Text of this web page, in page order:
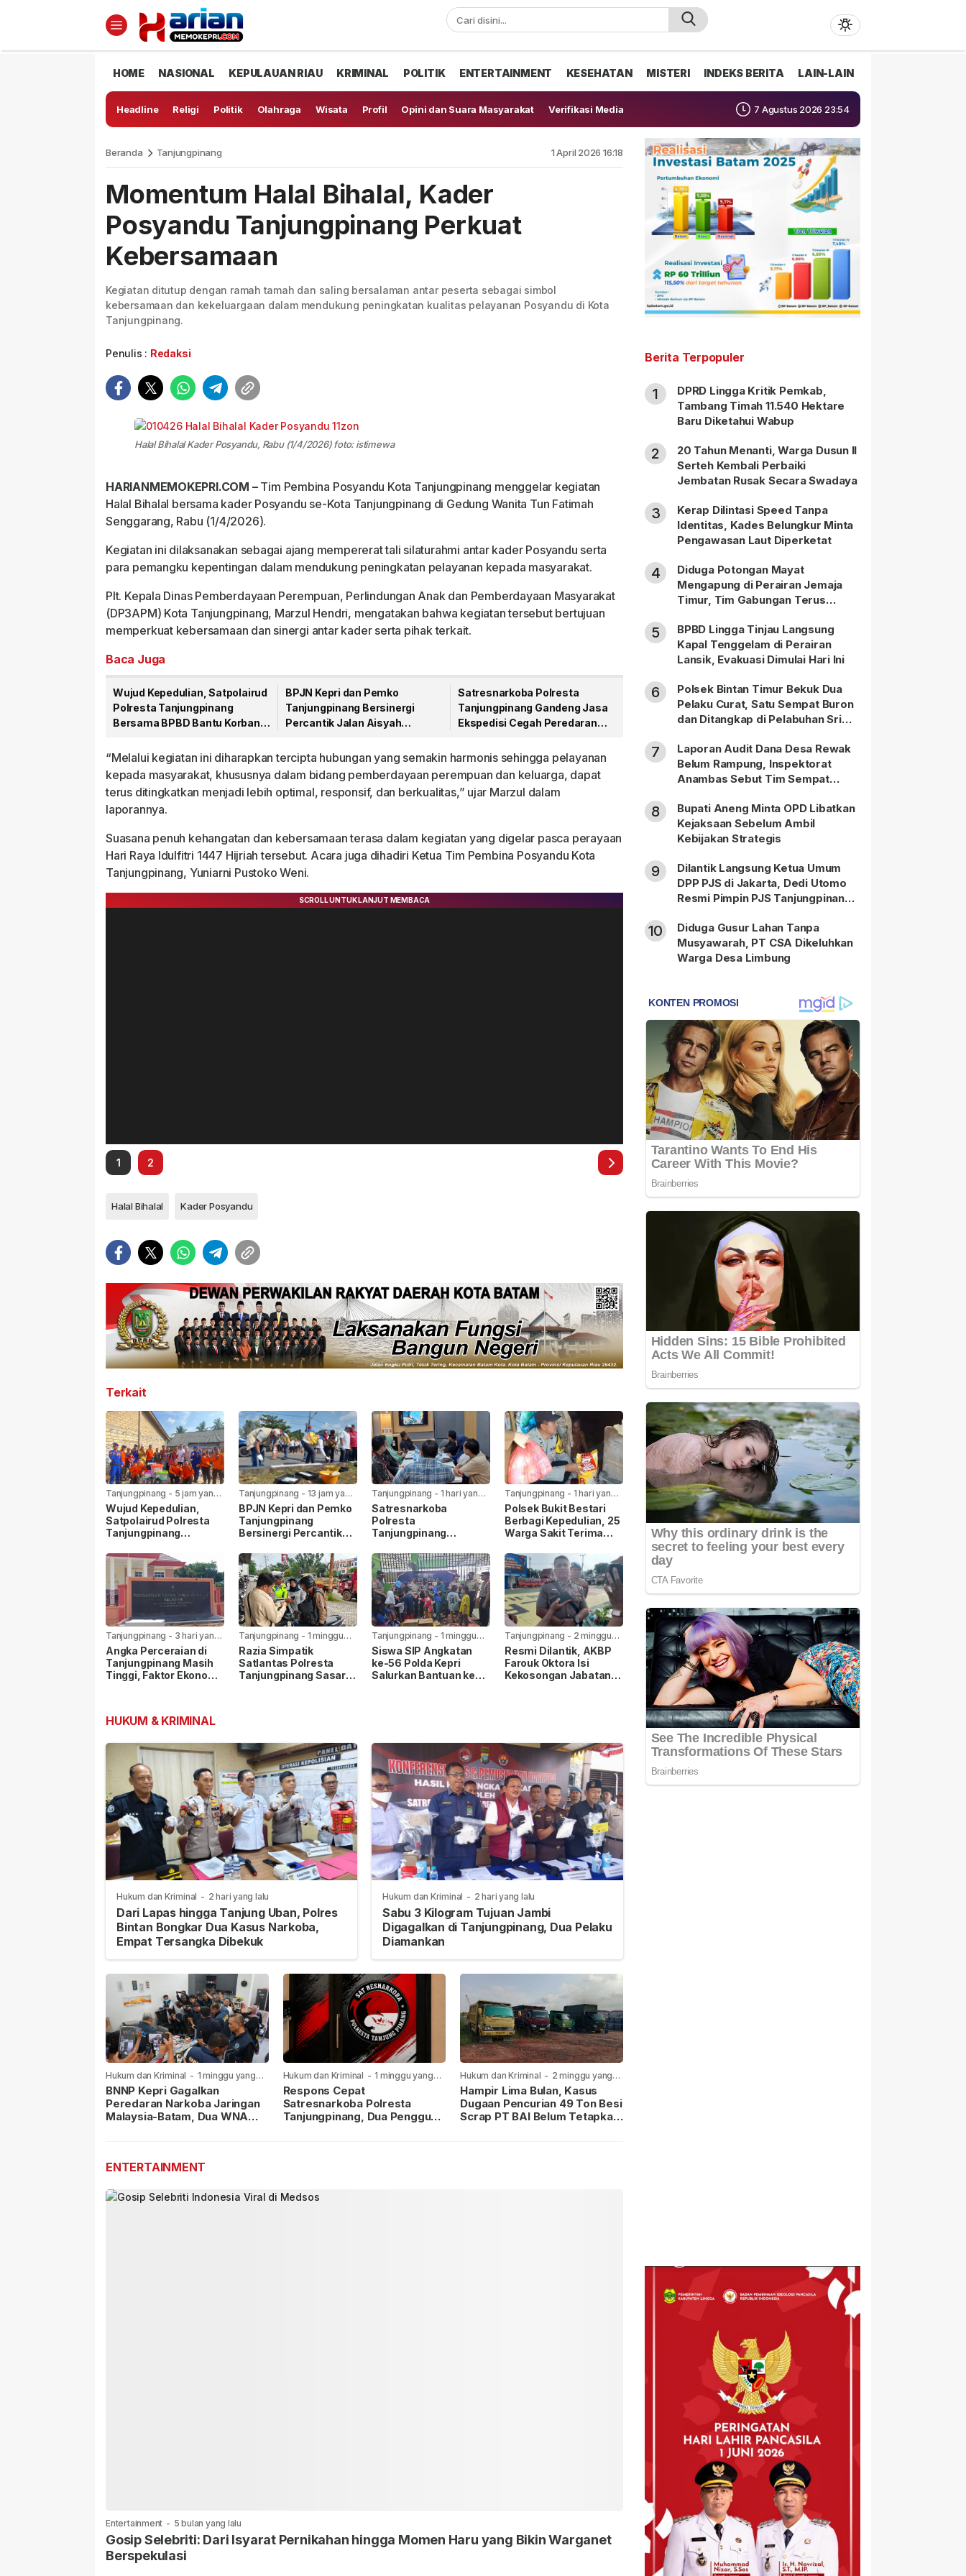
HOME NASIONAL KEPULAUAN RIAU KRIMINAL POLITIK ENTERTAINMENT KESEHATAN MISTERI INDEKS BERITA LAIN-LAIN
Headline Religi Politik Olahraga Wisata Profil Opini dan Suara Masyarakat Verifikasi Media 7 Agustus 2026 23:54
Beranda Tanjungpinang 1 April 2026 16:18
Momentum Halal Bihalal, Kader
Posyandu Tanjungpinang Perkuat
Kebersamaan
Kegiatan ditutup dengan ramah tamah dan saling bersalaman antar peserta sebagai simbol
kebersamaan dan kekeluargaan dalam mendukung peningkatan kualitas pelayanan Posyandu di Kota
Tanjungpinang.
Penulis : Redaksi
Halal Bihalal Kader Posyandu, Rabu (1/4/2026) foto: istimewa
HARIANMEMOKEPRI.COM –Tim Pembina Posyandu Kota Tanjungpinang menggelar kegiatan
Halal Bihalal bersama kader Posyandu se-Kota Tanjungpinang di Gedung Wanita Tun Fatimah
Senggarang, Rabu (1/4/2026).
Kegiatan ini dilaksanakan sebagai ajang mempererat tali silaturahmi antar kader Posyandu serta
para pemangku kepentingan dalam mendukung peningkatan pelayanan kepada masyarakat.
Plt. Kepala Dinas Pemberdayaan Perempuan, Perlindungan Anak dan Pemberdayaan Masyarakat
(DP3APM) Kota Tanjungpinang, Marzul Hendri, mengatakan bahwa kegiatan tersebut bertujuan
memperkuat kebersamaan dan sinergi antar kader serta pihak terkait.
Baca Juga
Wujud Kepedulian, Satpolairud
Polresta Tanjungpinang
Bersama BPBD Bantu Korban
BPJN Kepri dan Pemko
Tanjungpinang Bersinergi
Percantik Jalan Aisyah
Satresnarkoba Polresta
Tanjungpinang Gandeng Jasa
Ekspedisi Cegah Peredaran
“Melalui kegiatan ini diharapkan tercipta hubungan yang semakin harmonis sehingga pelayanan
kepada masyarakat, khususnya dalam bidang pemberdayaan perempuan dan keluarga, dapat
terus ditingkatkan menjadi lebih optimal, responsif, dan berkualitas,” ujar Marzul dalam
laporannya.
Suasana penuh kehangatan dan kebersamaan terasa dalam kegiatan yang digelar pasca perayaan
Hari Raya Idulfitri 1447 Hijriah tersebut. Acara juga dihadiri Ketua Tim Pembina Posyandu Kota
Tanjungpinang, Yuniarni Pustoko Weni.
1 2
Halal Bihalal Kader Posyandu
Terkait
Tanjungpinang - 5 jam yang
lalu
Wujud Kepedulian,
Satpolairud Polresta
Tanjungpinang
Korban Laka Laut
Tanjungpinang - 13 jam yang
lalu
BPJN Kepri dan Pemko
Tanjungpinang
Bersinergi Percantik
Menjelang HUT RI
Tanjungpinang - 1 hari yang
lalu
Satresnarkoba
Polresta
Tanjungpinang
Ekspedisi Cegah
Peredaran Narkoba
Lewat Paket Kiriman
Tanjungpinang - 1 hari yang
lalu
Polsek Bukit Bestari
Berbagi Kepedulian, 25
Warga Sakit Terima
81 RI
Tanjungpinang - 3 hari yang
lalu
Angka Perceraian di
Tanjungpinang Masih
Tinggi, Faktor Ekonomi
Tanjungpinang - 1 minggu
yang lalu
Razia Simpatik
Satlantas Polresta
Tanjungpinang Sasar
Tanjungpinang - 1 minggu
yang lalu
Siswa SIP Angkatan
ke-56 Polda Kepri
Salurkan Bantuan ke
Tanjungpinang - 2 minggu
yang lalu
Resmi Dilantik, AKBP
Farouk Oktora Isi
Kekosongan Jabatan
HUKUM & KRIMINAL
Hukum dan Kriminal - 2 hari yang lalu
Dari Lapas hingga Tanjung Uban, Polres
Bintan Bongkar Dua Kasus Narkoba,
Empat Tersangka Dibekuk
Hukum dan Kriminal - 2 hari yang lalu
Sabu 3 Kilogram Tujuan Jambi
Digagalkan di Tanjungpinang, Dua Pelaku
Diamankan
Hukum dan Kriminal - 1 minggu yang
lalu
BNNP Kepri Gagalkan
Peredaran Narkoba Jaringan
Malaysia-Batam, Dua WNA
Hukum dan Kriminal - 1 minggu yang
lalu
Respons Cepat
Satresnarkoba Polresta
Tanjungpinang, Dua Pengguna
Hukum dan Kriminal - 2 minggu yang
lalu
Hampir Lima Bulan, Kasus
Dugaan Pencurian 49 Ton Besi
Scrap PT BAI Belum Tetapkan
ENTERTAINMENT
Entertainment - 5 bulan yang lalu
Gosip Selebriti: Dari Isyarat Pernikahan hingga Momen Haru yang Bikin Warganet
Berspekulasi
Berita Terpopuler
1
DPRD Lingga Kritik Pemkab,
Tambang Timah 11.540 Hektare
Baru Diketahui Wabup
2
20 Tahun Menanti, Warga Dusun II
Serteh Kembali Perbaiki
Jembatan Rusak Secara Swadaya
3
Kerap Dilintasi Speed Tanpa
Identitas, Kades Belungkur Minta
Pengawasan Laut Diperketat
4
Diduga Potongan Mayat
Mengapung di Perairan Jemaja
Timur, Tim Gabungan Terus
5
BPBD Lingga Tinjau Langsung
Kapal Tenggelam di Perairan
Lansik, Evakuasi Dimulai Hari Ini
6
Polsek Bintan Timur Bekuk Dua
Pelaku Curat, Satu Sempat Buron
dan Ditangkap di Pelabuhan Sri
7
Laporan Audit Dana Desa Rewak
Belum Rampung, Inspektorat
Anambas Sebut Tim Sempat
8
Bupati Aneng Minta OPD Libatkan
Kejaksaan Sebelum Ambil
Kebijakan Strategis
9
Dilantik Langsung Ketua Umum
DPP PJS di Jakarta, Dedi Utomo
Resmi Pimpin PJS Tanjungpinang-
10
Diduga Gusur Lahan Tanpa
Musyawarah, PT CSA Dikeluhkan
Warga Desa Limbung